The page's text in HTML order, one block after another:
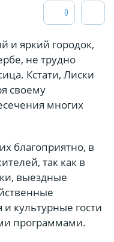
0
и яркий городок,
не трудно
Кстати, Лиски
своему
многих
благоприятно, в
так как в
выездные
культурные гости
программами.